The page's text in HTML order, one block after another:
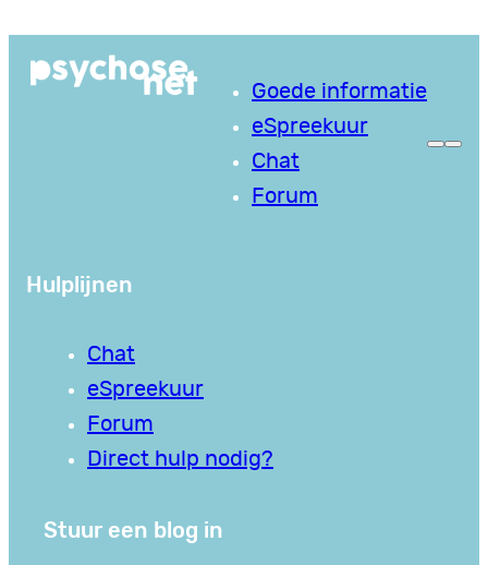
naar
Goede informatie
eSpreekuur
Chat
Forum
Hulplijnen
Chat
eSpreekuur
Forum
Direct hulp nodig?
Stuur een blog in